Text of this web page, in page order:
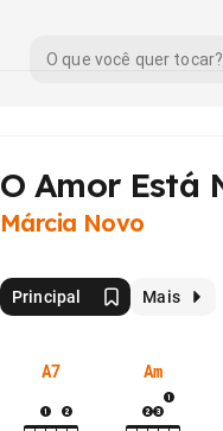
O Amor Está
Márcia Novo
Principal Mais
A7 Am